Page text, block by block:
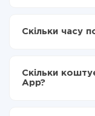
Вибираєте
Тепер дані
SellAction в
Скільки часу
становити від
налаштування
Скільки
App?